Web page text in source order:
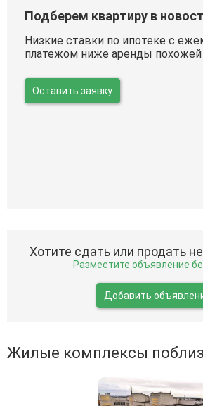
Подберем квартиру в
Низкие ставки по ипотеке с
платежом ниже аренды похожей
Оставить заявку
Хотите сдать или продать
Разместите объявление
Добавить
Жилые комплексы